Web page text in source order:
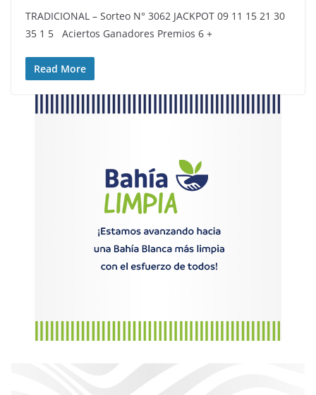
TRADICIONAL – Sorteo N° 3062 JACKPOT 09 11 15 21 30
35 1 5 Aciertos Ganadores Premios 6 +
Read More